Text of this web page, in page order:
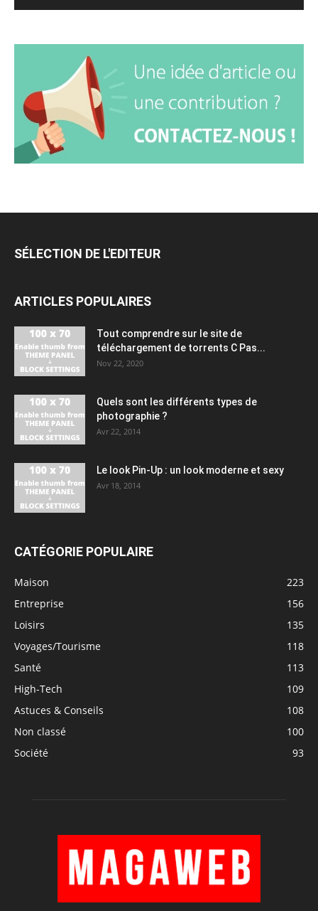
SÉLECTION DE L'EDITEUR
ARTICLES POPULAIRES
Tout comprendre sur le site de
téléchargement de torrents C Pas...
Nov 22, 2020
Quels sont les différents types de
photographie ?
Avr 22, 2014
Le look Pin-Up : un look moderne et sexy
Avr 18, 2014
CATÉGORIE POPULAIRE
Maison
223
Entreprise
156
Loisirs
135
Voyages/Tourisme
118
Santé
113
High-Tech
109
Astuces & Conseils
108
Non classé
100
Société
93